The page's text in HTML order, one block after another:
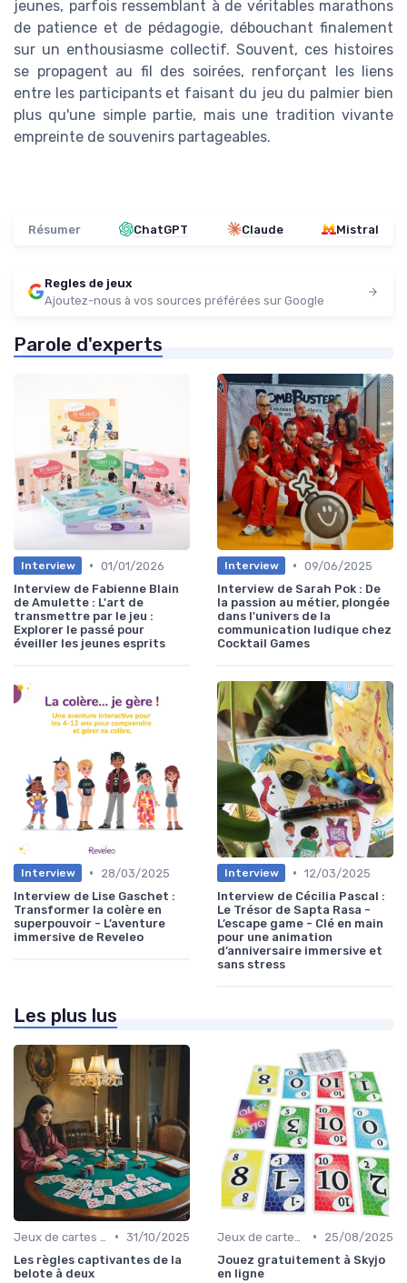
jeunes, parfois ressemblant à de véritables marathons
de patience et de pédagogie, débouchant finalement
sur un enthousiasme collectif. Souvent, ces histoires
se propagent au fil des soirées, renforçant les liens
entre les participants et faisant du jeu du palmier bien
plus qu'une simple partie, mais une tradition vivante
empreinte de souvenirs partageables.
Résumer ChatGPT Claude Mistral
Regles de jeux
Ajoutez-nous à vos sources préférées sur Google
Parole d'experts
Interview • 01/01/2026
Interview de Fabienne Blain
de Amulette : L'art de
transmettre par le jeu :
Explorer le passé pour
éveiller les jeunes esprits
Interview • 09/06/2025
Interview de Sarah Pok : De
la passion au métier, plongée
dans l'univers de la
communication ludique chez
Cocktail Games
Interview •
28/03/2025
Interview de Lise Gaschet :
Transformer la colère en
superpouvoir - L’aventure
immersive de Reveleo
Interview • 12/03/2025
Interview de Cécilia Pascal :
Le Trésor de Sapta Rasa -
L’escape game - Clé en main
pour une animation
d’anniversaire immersive et
sans stress
Les plus lus
• 31/10/2025
Les règles captivantes de la
belote à deux
•
25/08/2025
Jouez gratuitement à Skyjo
en ligne